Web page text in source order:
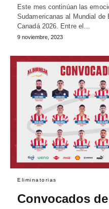
Este mes continúan las
Sudamericanas al Mundial
Canadá 2026. Entre el…
9 noviembre, 2023
Eliminatorias
Convocados